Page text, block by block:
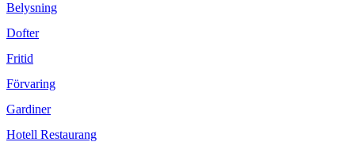
Belysning
Dofter
Fritid
Förvaring
Gardiner
Hotell Restaurang